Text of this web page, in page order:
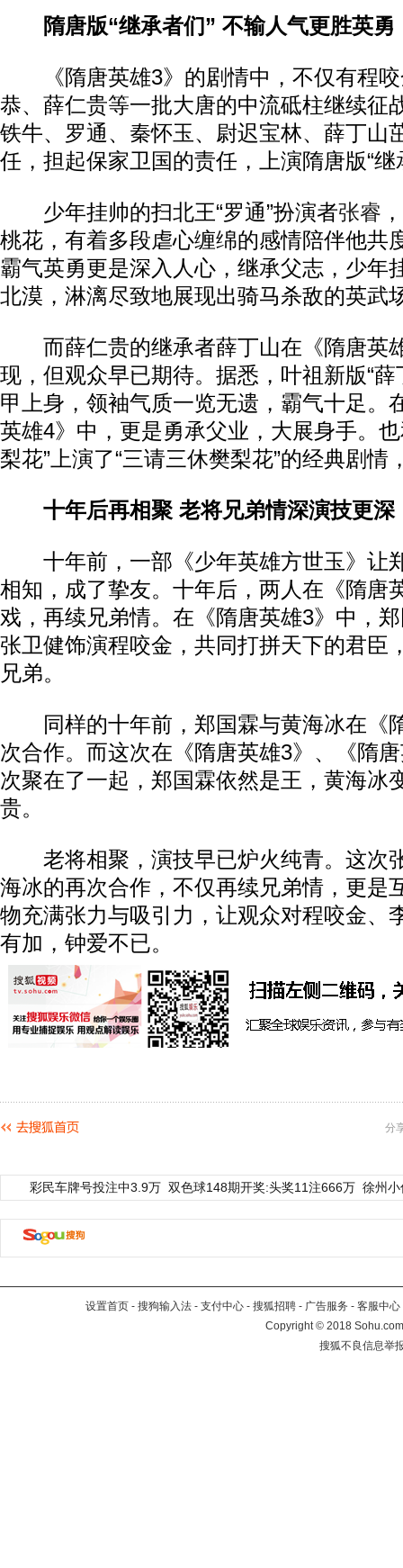
隋唐版“继承者们” 不输人气更胜英勇
《隋唐英雄3》的剧情中，不仅有程咬
恭、薛仁贵等一批大唐的中流砥柱继续征
铁牛、罗通、秦怀玉、尉迟宝林、薛丁山
任，担起保家卫国的责任，上演隋唐版“继
少年挂帅的扫北王“罗通”扮演者张睿
桃花，有着多段虐心缠绵的感情陪伴他共
霸气英勇更是深入人心，继承父志，少年
北漠，淋漓尽致地展现出骑马杀敌的英武
而薛仁贵的继承者薛丁山在《隋唐英
现，但观众早已期待。据悉，叶祖新版“薛
甲上身，领袖气质一览无遗，霸气十足。
英雄4》中，更是勇承父业，大展身手。
梨花”上演了“三请三休樊梨花”的经典剧情
十年后再相聚 老将兄弟情深演技更深
十年前，一部《少年英雄方世玉》让
相知，成了挚友。十年后，两人在《隋唐
戏，再续兄弟情。在《隋唐英雄3》中，
张卫健饰演程咬金，共同打拼天下的君臣
兄弟。
同样的十年前，郑国霖与黄海冰在《
次合作。而这次在《隋唐英雄3》、《隋
次聚在了一起，郑国霖依然是王，黄海冰
贵。
老将相聚，演技早已炉火纯青。这次
海冰的再次合作，不仅再续兄弟情，更是
物充满张力与吸引力，让观众对程咬金、
有加，钟爱不已。
分
彩民车牌号投注中3.9万 双色球148期开奖:头奖11注666万 徐州
设置首页 - 搜狗输入法 - 支付中心 - 搜狐招聘 - 广告服务 - 客服中心
Copyright©2018
搜狐不良信息举